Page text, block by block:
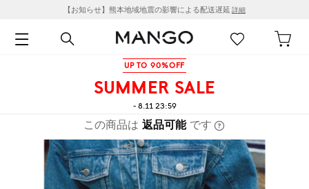
【お知らせ】熊本地域地震の影響による配送遅延 詳細
UP TO 90%OFF
SUMMER SALE
- 8.11 23:59
この商品は 返品可能 です